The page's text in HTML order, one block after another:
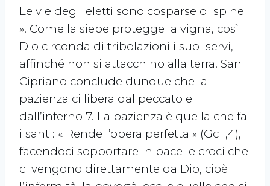
Le vie degli eletti sono cosparse di spine
». Come la siepe protegge la vigna, così
Dio circonda di tribolazioni i suoi servi,
affinché non si attacchino alla terra. San
Cipriano conclude dunque che la
pazienza ci libera dal peccato e
dall’inferno 7. La pazienza è quella che fa
i santi: « Rende l’opera perfetta » (Gc 1,4),
facendoci sopportare in pace le croci che
ci vengono direttamente da Dio, cioè